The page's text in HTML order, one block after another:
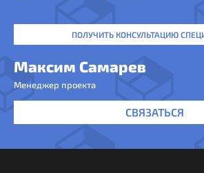
ПОЛУЧИТЬ КОНСУЛЬТАЦИЮ
Максим Самарев
Менеджер проекта
СВЯЗАТЬСЯ